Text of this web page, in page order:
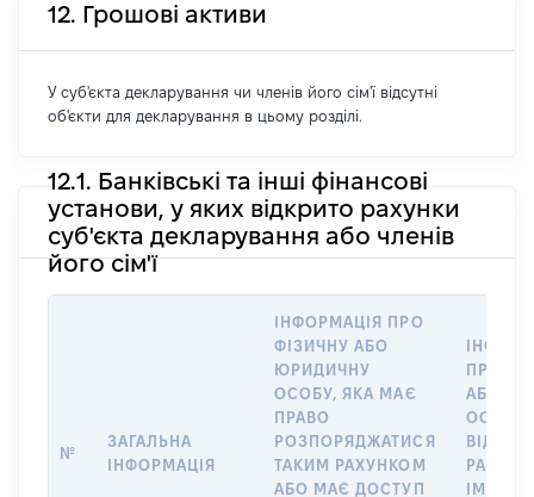
12. Грошові активи
У суб'єкта декларування чи членів його сім'ї відсутні
об'єкти для декларування в цьому розділі.
12.1. Банківські та інші фінансові
установи, у яких відкрито рахунки
суб'єкта декларування або членів
його сім'ї
№
ЗАГАЛЬНА
ІНФОРМАЦІЯ
ІНФОРМАЦІЯ ПРО
ФІЗИЧНУ АБО
ЮРИДИЧНУ
ОСОБУ, ЯКА МАЄ
ПРАВО
РОЗПОРЯДЖАТИСЯ
ТАКИМ РАХУНКОМ
АБО МАЄ ДОСТУП
ПРО
АБО
ОСОБУ,
ІМ’Я